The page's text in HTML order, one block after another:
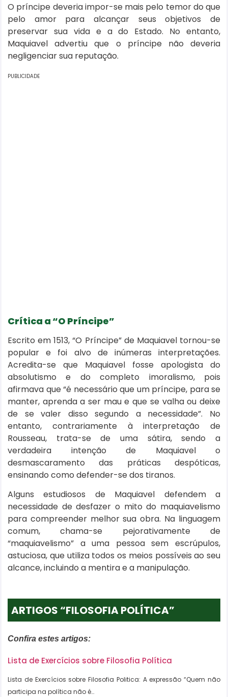
O príncipe deveria impor-se mais pelo temor do que
pelo amor para alcançar seus objetivos de
preservar sua vida e a do Estado. No entanto,
Maquiavel advertiu que o príncipe não deveria
negligenciar sua reputação.
PUBLICIDADE
Crítica a “O Príncipe”
Escrito em 1513, “O Príncipe” de Maquiavel tornou-se
popular e foi alvo de inúmeras interpretações.
Acredita-se que Maquiavel fosse apologista do
absolutismo e do completo imoralismo, pois
afirmava que “é necessário que um príncipe, para se
manter, aprenda a ser mau e que se valha ou deixe
de se valer disso segundo a necessidade”. No
entanto, contrariamente à interpretação de
Rousseau, trata-se de uma sátira, sendo a
verdadeira intenção de Maquiavel o
desmascaramento das práticas despóticas,
ensinando como defender-se dos tiranos.
Alguns estudiosos de Maquiavel defendem a
necessidade de desfazer o mito do maquiavelismo
para compreender melhor sua obra. Na linguagem
comum, chama-se pejorativamente de
“maquiavelismo” a uma pessoa sem escrúpulos,
astuciosa, que utiliza todos os meios possíveis ao seu
alcance, incluindo a mentira e a manipulação.
ARTIGOS “FILOSOFIA POLÍTICA”
Confira estes artigos:
Lista de Exercícios sobre Filosofia Política
Lista de Exercícios sobre Filosofia Politica: A expressão “Quem não
participa na política não é…